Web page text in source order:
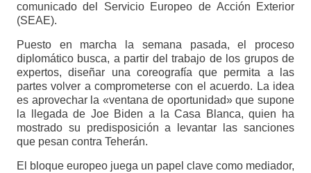
comunicado del Servicio Europeo de Acción Exterior
(SEAE).
Puesto en marcha la semana pasada, el proceso
diplomático busca, a partir del trabajo de los grupos de
expertos, diseñar una coreografía que permita a las
partes volver a comprometerse con el acuerdo. La idea
es aprovechar la «ventana de oportunidad» que supone
la llegada de Joe Biden a la Casa Blanca, quien ha
mostrado su predisposición a levantar las sanciones
que pesan contra Teherán.
El bloque europeo juega un papel clave como mediador,